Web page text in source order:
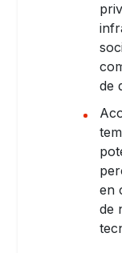
de
en
de